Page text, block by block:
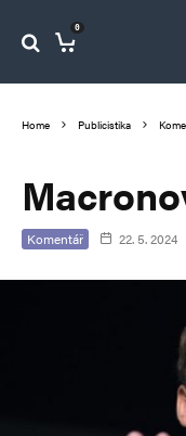
0
Home Publicistika
Komentář 22. 5. 2024